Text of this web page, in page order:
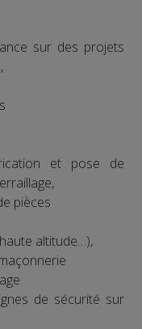
sur des projets
et pose de
pièces
altitude…),
de sécurité sur